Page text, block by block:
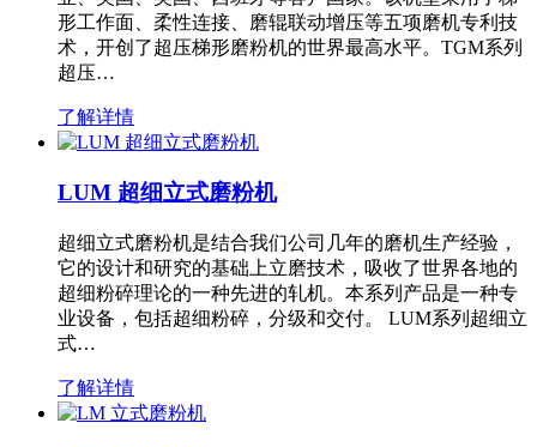
形工作面、柔性连接、磨辊联动增压等五项磨机专利技
术，开创了超压梯形磨粉机的世界最高水平。TGM系列
超压…
了解详情
LUM 超细立式磨粉机
超细立式磨粉机是结合我们公司几年的磨机生产经验，
它的设计和研究的基础上立磨技术，吸收了世界各地的
超细粉碎理论的一种先进的轧机。本系列产品是一种专
业设备，包括超细粉碎，分级和交付。 LUM系列超细立
式…
了解详情